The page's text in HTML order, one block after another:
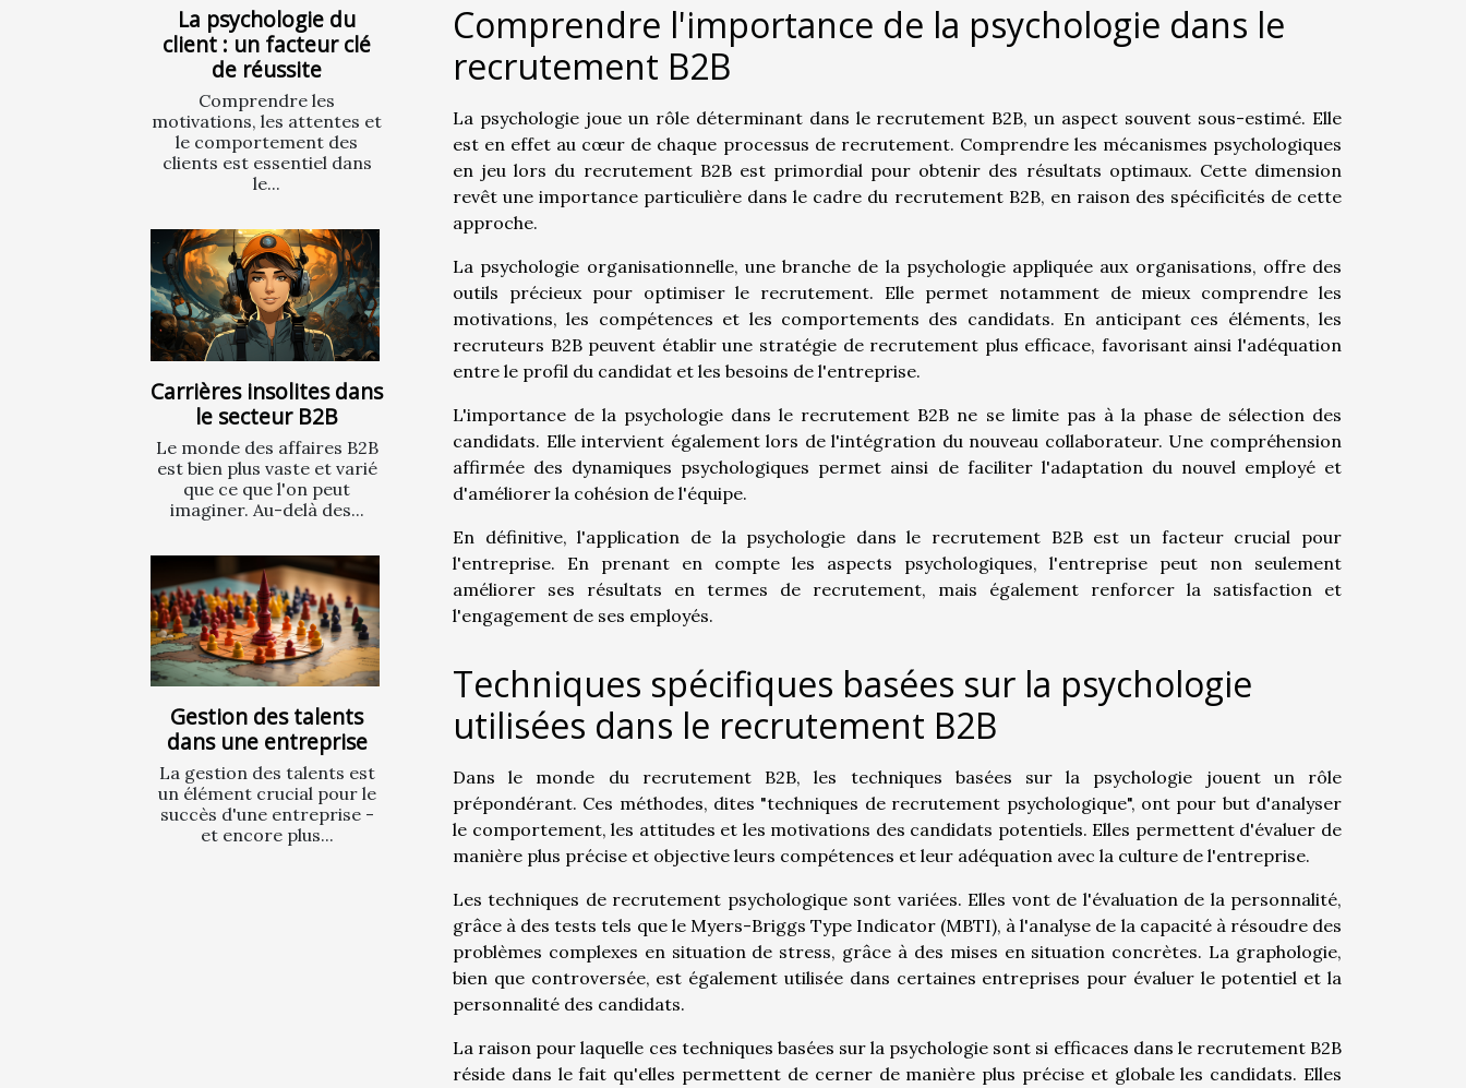
La psychologie du
client : un facteur clé
de réussite
Comprendre les
motivations, les attentes et
le comportement des
clients est essentiel dans
le...
Carrières insolites dans
le secteur B2B
Le monde des affaires B2B
est bien plus vaste et varié
que ce que l'on peut
imaginer. Au-delà des...
Gestion des talents
dans une entreprise
La gestion des talents est
un élément crucial pour le
succès d'une entreprise -
et encore plus...
Comprendre l'importance de la psychologie dans le
recrutement B2B
La psychologie joue un rôle déterminant dans le recrutement B2B, un aspect souvent sous-estimé. Elle
est en effet au cœur de chaque processus de recrutement. Comprendre les mécanismes psychologiques
en jeu lors du recrutement B2B est primordial pour obtenir des résultats optimaux. Cette dimension
revêt une importance particulière dans le cadre du recrutement B2B, en raison des spécificités de cette
approche.
La psychologie organisationnelle, une branche de la psychologie appliquée aux organisations, offre des
outils précieux pour optimiser le recrutement. Elle permet notamment de mieux comprendre les
motivations, les compétences et les comportements des candidats. En anticipant ces éléments, les
recruteurs B2B peuvent établir une stratégie de recrutement plus efficace, favorisant ainsi l'adéquation
entre le profil du candidat et les besoins de l'entreprise.
L'importance de la psychologie dans le recrutement B2B ne se limite pas à la phase de sélection des
candidats. Elle intervient également lors de l'intégration du nouveau collaborateur. Une compréhension
affirmée des dynamiques psychologiques permet ainsi de faciliter l'adaptation du nouvel employé et
d'améliorer la cohésion de l'équipe.
En définitive, l'application de la psychologie dans le recrutement B2B est un facteur crucial pour
l'entreprise. En prenant en compte les aspects psychologiques, l'entreprise peut non seulement
améliorer ses résultats en termes de recrutement, mais également renforcer la satisfaction et
l'engagement de ses employés.
Techniques spécifiques basées sur la psychologie
utilisées dans le recrutement B2B
Dans le monde du recrutement B2B, les techniques basées sur la psychologie jouent un rôle
prépondérant. Ces méthodes, dites "techniques de recrutement psychologique", ont pour but d'analyser
le comportement, les attitudes et les motivations des candidats potentiels. Elles permettent d'évaluer de
manière plus précise et objective leurs compétences et leur adéquation avec la culture de l'entreprise.
Les techniques de recrutement psychologique sont variées. Elles vont de l'évaluation de la personnalité,
grâce à des tests tels que le Myers-Briggs Type Indicator (MBTI), à l'analyse de la capacité à résoudre des
problèmes complexes en situation de stress, grâce à des mises en situation concrètes. La graphologie,
bien que controversée, est également utilisée dans certaines entreprises pour évaluer le potentiel et la
personnalité des candidats.
La raison pour laquelle ces techniques basées sur la psychologie sont si efficaces dans le recrutement B2B
réside dans le fait qu'elles permettent de cerner de manière plus précise et globale les candidats. Elles